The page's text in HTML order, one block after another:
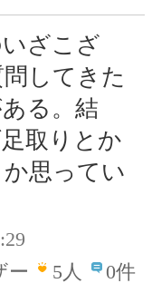
ざこざ
してきた
る。結
取りとか
思ってい
ー
5人 0件